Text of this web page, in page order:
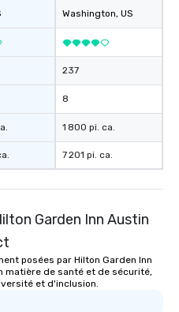
Washington, US
237
8
1 800 pi. ca.
7 201 pi. ca.
Garden Inn Austin
posées par Hilton Garden Inn
matière de santé et de sécurité,
et d'inclusion.